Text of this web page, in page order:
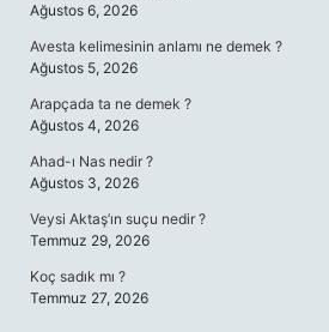
Ağustos 6, 2026
Avesta kelimesinin anlamı ne demek ?
Ağustos 5, 2026
Arapçada ta ne demek ?
Ağustos 4, 2026
Ahad-ı Nas nedir ?
Ağustos 3, 2026
Veysi Aktaş’ın suçu nedir ?
Temmuz 29, 2026
Koç sadık mı ?
Temmuz 27, 2026